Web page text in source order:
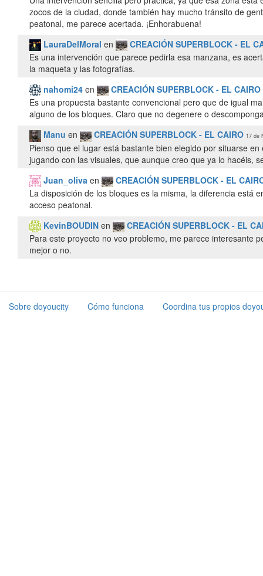
zocos de la ciudad, donde también hay mucho tránsito de
peatonal, me parece acertada. ¡Enhorabuena!
LauraDelMoral en
CREACIÓN SUPERBLOCK - EL
Es una intervención que parece pedirla esa manzana, es
la maqueta y las fotografías.
nahomi24 en
CREACIÓN SUPERBLOCK - EL CAIRO
Es una propuesta bastante convencional pero que de igual
alguno de los bloques. Claro que no degenere o
Manu en CREACIÓN SUPERBLOCK - EL CAIRO 17 de
Pienso que el lugar está bastante bien elegido por situarse
jugando con las visuales, que aunque creo que ya lo hacéis,
Juan_oliva en
CREACIÓN SUPERBLOCK - EL
La disposición de los bloques es la misma, la diferencia está
acceso peatonal.
KevinBOUDIN en
CREACIÓN SUPERBLOCK - EL
Para este proyecto no veo problemo, me parece interesante
mejor o no.
Sobre doyoucity Cómo funciona Coordina tus propios